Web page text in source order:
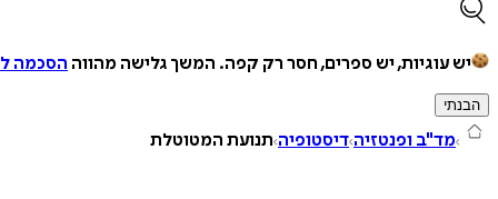
יש עוגיות, יש ספרים, חסר רק קפה. המשך גלישה מהווה הסכמה
הבנתי
מד"ב ופנטזיה דיסטופיה תנועת המטוטלת